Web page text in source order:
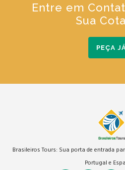
Entre em
Sua
PEÇA
Brasileiros Tours: Sua porta de entrada
Portugal e